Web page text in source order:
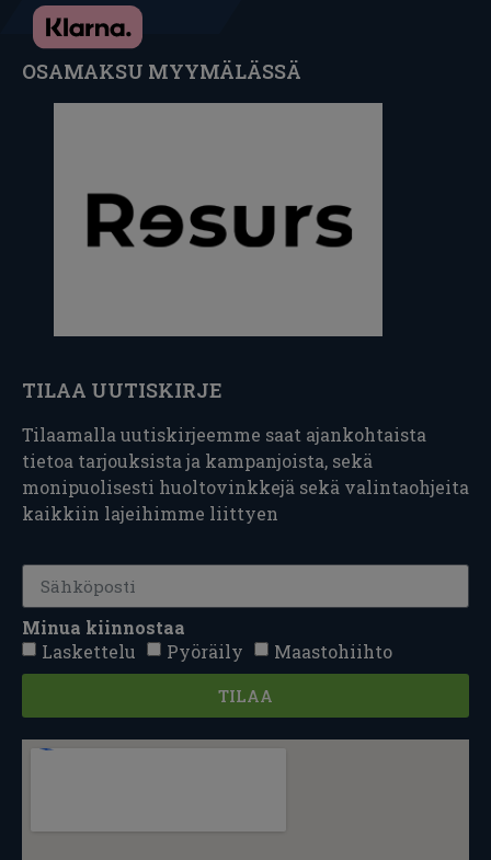
OSAMAKSU MYYMÄLÄSSÄ
TILAA UUTISKIRJE
Tilaamalla uutiskirjeemme saat ajankohtaista
tietoa tarjouksista ja kampanjoista, sekä
monipuolisesti huoltovinkkejä sekä valintaohjeita
kaikkiin lajeihimme liittyen
Minua kiinnostaa
Laskettelu
Pyöräily Maastohiihto
TILAA